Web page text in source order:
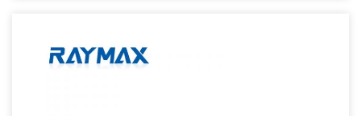
10000w, 12000w, etc. 3. […]